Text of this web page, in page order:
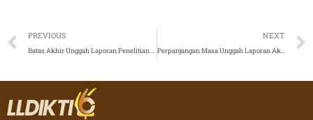
Prev
PREVIOUS
Batas Akhir Unggah Laporan Penelitian dan Pengabdian kepada Masyarakat (DIKSI)
NEXT
Perpanjangan Masa Unggah Laporan Akhir Program Penelitian dan Pengabdian kepada Masyarakat Tahun Anggaran 2022 (DIKTIRISTEK)